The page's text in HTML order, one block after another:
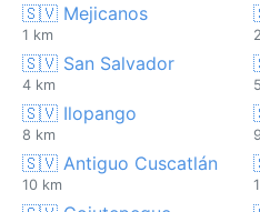
🇸🇻 Mejicanos
1 km
🇸🇻 San Salvador
4 km
🇸🇻 Ilopango
8 km
🇸🇻 Antiguo Cuscatlán
10 km